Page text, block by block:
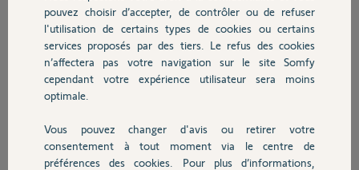
Autres produits
Devis avec un pro
Florence M.
il y a plus d'un an
Participer au fil de discussion
Bonjour Florence,
pouvez choisir d’accepter, de contrôler ou de refuser
l'utilisation de certains types de cookies ou certains
services proposés par des tiers. Le refus des cookies
n’affectera pas votre navigation sur le site Somfy
cependant votre expérience utilisateur sera moins
optimale.
Vous pouvez changer d'avis ou retirer votre
consentement à tout moment via le centre de
préférences des cookies. Pour plus d’informations,